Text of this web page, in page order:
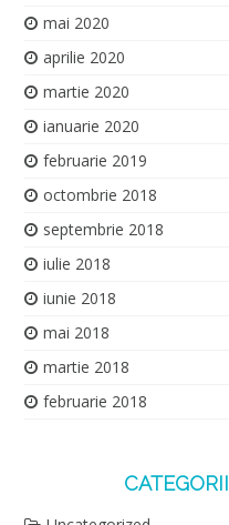
mai 2020
aprilie 2020
martie 2020
ianuarie 2020
februarie 2019
octombrie 2018
septembrie 2018
iulie 2018
iunie 2018
mai 2018
martie 2018
februarie 2018
CATEGORII